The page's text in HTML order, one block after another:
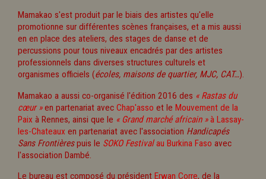
Mamakao s'est produit par le biais des artistes qu'elle
promotionne sur différentes scènes françaises, et a mis aussi
en en place des ateliers, des stages de danse et de
percussions pour tous niveaux encadrés par des artistes
professionnels dans diverses structures culturels et
organismes officiels (écoles, maisons de quartier, MJC, CAT…).
Mamakao a aussi co-organisé l'édition 2016 des « Rastas du
cœur »en partenariat avec Chap'asso et le Mouvement de la
Paix à Rennes, ainsi que le « Grand marché africain »à Lassay-
les-Chateaux en partenariat avec l'association Handicapés
Sans Frontièrespuis le SOKO Festivalau Burkina Faso avec
l'association Dambé.
Le bureau est composé du président Erwan Corre, de la